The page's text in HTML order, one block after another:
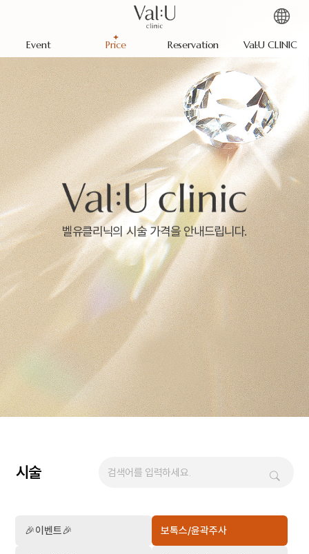
Event Price Reservation Val:U CLINIC
벨유클리닉의 시술 가격을 안내드립니다.
시술
🎉이벤트🎉 보톡스/윤곽주사